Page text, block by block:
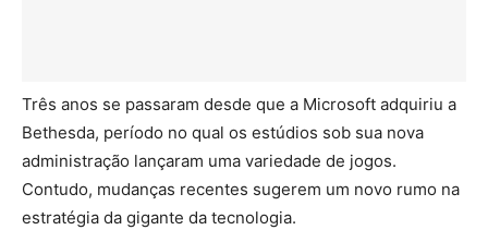
Três anos se passaram desde que a Microsoft adquiriu a
Bethesda, período no qual os estúdios sob sua nova
administração lançaram uma variedade de jogos.
Contudo, mudanças recentes sugerem um novo rumo na
estratégia da gigante da tecnologia.